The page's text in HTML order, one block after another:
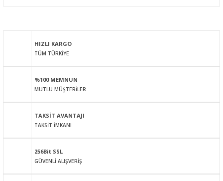
Görüş ve önerileriniz için teşekkür ederiz.
Ürün resmi kalitesiz, bozuk veya görüntülenemiyor.
Ürün bilgilerinde hatalar bulunuyor.
Bu ürüne benzer farklı alternatifler olmalı.
HIZLI KARGO
TÜM TÜRKİYE
%100 MEMNUN
MUTLU MÜŞTERİLER
TAKSİT AVANTAJI
TAKSİT İMKANI
256Bit SSL
GÜVENLİ ALIŞVERİŞ